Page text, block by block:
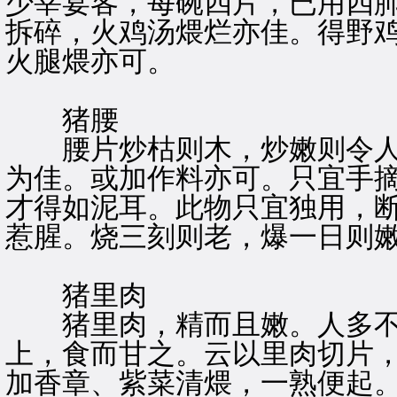
拆碎，火鸡汤煨烂亦佳。得野
火腿煨亦可。
猪腰
腰片炒枯则木，炒嫩则令人
为佳。或加作料亦可。只宜手
才得如泥耳。此物只宜独用，
惹腥。烧三刻则老，爆一日则
猪里肉
猪里肉，精而且嫩。人多不
上，食而甘之。云以里肉切片
加香章、紫菜清煨，一熟便起